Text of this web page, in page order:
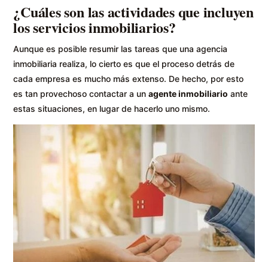
¿Cuáles son las actividades que incluyen
los servicios inmobiliarios?
Aunque es posible resumir las tareas que una agencia
inmobiliaria realiza, lo cierto es que el proceso detrás de
cada empresa es mucho más extenso. De hecho, por esto
es tan provechoso contactar a unagente inmobiliario ante
estas situaciones, en lugar de hacerlo uno mismo.